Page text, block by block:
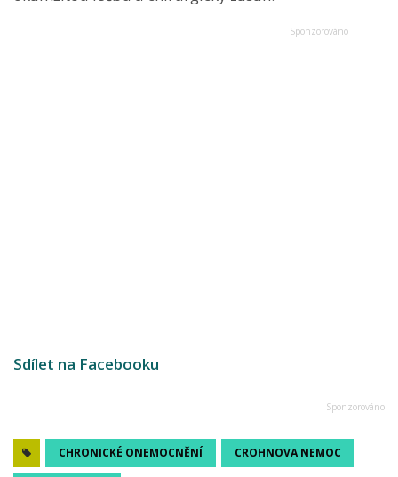
Sdílet na Facebooku
CHRONICKÉ ONEMOCNĚNÍ CROHNOVA NEMOC